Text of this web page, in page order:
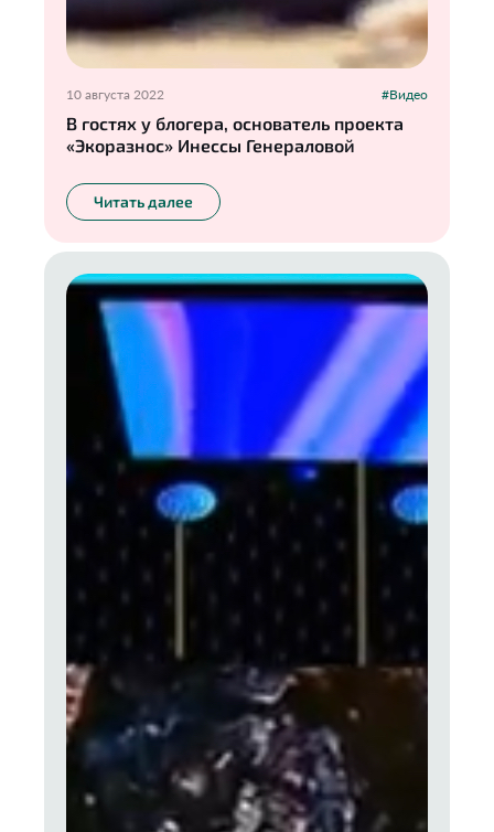
10 августа 2022 #Видео
В гостях у блогера, основатель проекта
«Экоразнос» Инессы Генераловой
Читать далее